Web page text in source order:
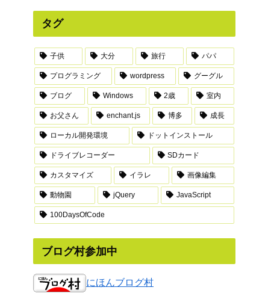
タグ
子供 大分 旅行 パパ
プログラミング wordpress グーグル
ブログ Windows 2歳 室内
お父さん enchant.js 博多 成長
ローカル開発環境 ドットインストール
ドライブレコーダー SDカード
カスタマイズ イラレ 画像編集
動物園 jQuery JavaScript
100DaysOfCode
ブログ村参加中
にほんブログ村